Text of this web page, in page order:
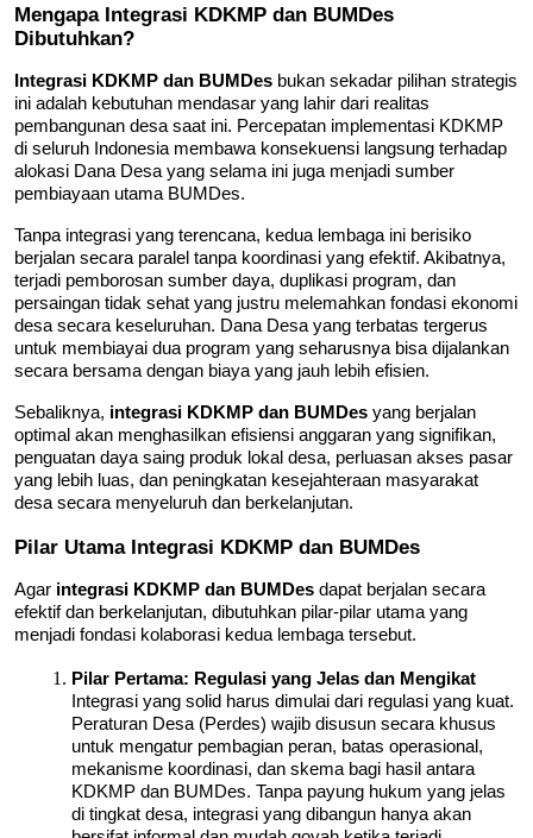
Mengapa Integrasi KDKMP dan BUMDes
Dibutuhkan?
Integrasi KDKMP dan BUMDes bukan sekadar pilihan strategis
ini adalah kebutuhan mendasar yang lahir dari realitas
pembangunan desa saat ini. Percepatan implementasi KDKMP
di seluruh Indonesia membawa konsekuensi langsung terhadap
alokasi Dana Desa yang selama ini juga menjadi sumber
pembiayaan utama BUMDes.
Tanpa integrasi yang terencana, kedua lembaga ini berisiko
berjalan secara paralel tanpa koordinasi yang efektif. Akibatnya,
terjadi pemborosan sumber daya, duplikasi program, dan
persaingan tidak sehat yang justru melemahkan fondasi ekonomi
desa secara keseluruhan. Dana Desa yang terbatas tergerus
untuk membiayai dua program yang seharusnya bisa dijalankan
secara bersama dengan biaya yang jauh lebih efisien.
Sebaliknya, integrasi KDKMP dan BUMDes yang berjalan
optimal akan menghasilkan efisiensi anggaran yang signifikan,
penguatan daya saing produk lokal desa, perluasan akses pasar
yang lebih luas, dan peningkatan kesejahteraan masyarakat
desa secara menyeluruh dan berkelanjutan.
Pilar Utama Integrasi KDKMP dan BUMDes
Agar integrasi KDKMP dan BUMDes dapat berjalan secara
efektif dan berkelanjutan, dibutuhkan pilar-pilar utama yang
menjadi fondasi kolaborasi kedua lembaga tersebut.
Pilar Pertama: Regulasi yang Jelas dan Mengikat
Integrasi yang solid harus dimulai dari regulasi yang kuat.
Peraturan Desa (Perdes) wajib disusun secara khusus
untuk mengatur pembagian peran, batas operasional,
mekanisme koordinasi, dan skema bagi hasil antara
KDKMP dan BUMDes. Tanpa payung hukum yang jelas
di tingkat desa, integrasi yang dibangun hanya akan